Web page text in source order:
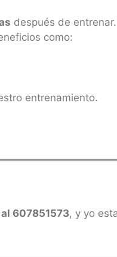
después de
como:
entrenamiento.
607851573, y yo